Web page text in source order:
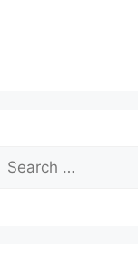
Search
for: